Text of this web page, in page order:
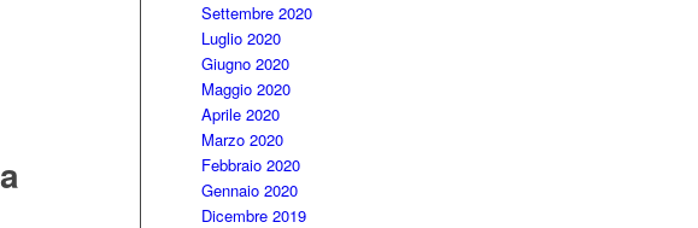
Settembre 2020
Luglio 2020
Giugno 2020
Maggio 2020
Aprile 2020
Marzo 2020
Febbraio 2020
Gennaio 2020
Dicembre 2019